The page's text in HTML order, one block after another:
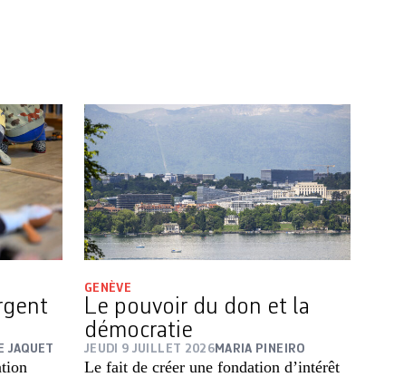
JAQUET
GENÈVE
Le pouvoir du don et la
démocratie
JEUDI 9 JUILLET 2026 MARIA PINEIRO
Le fait de créer une fondation d’intérêt